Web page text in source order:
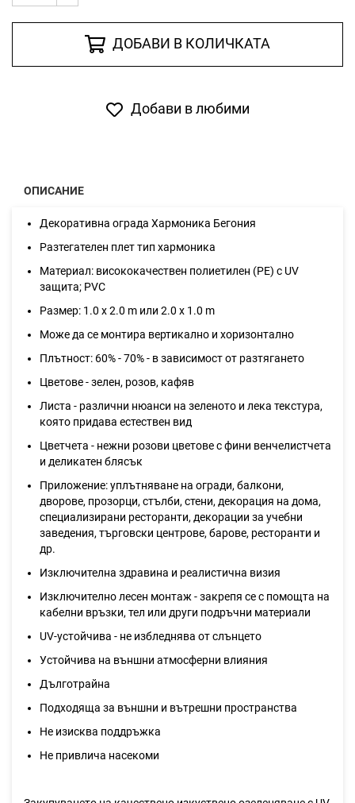
ДОБАВИ В КОЛИЧКАТА
Добави в любими
ОПИСАНИЕ
Декоративна ограда Хармоника Бегония
Разтегателен плет тип хармоника
Материал: висококачествен полиетилен (PE) с UV
защита; PVC
Размер: 1.0 х 2.0 m или 2.0 x 1.0 m
Може да се монтира вертикално и хоризонтално
Плътност: 60% - 70% - в зависимост от разтягането
Цветове - зелен, розов, кафяв
Листа - различни нюанси на зеленото и лека текстура,
която придава естествен вид
Цветчета - нежни розови цветове с фини венчелистчета
и деликатен блясък
Приложение: уплътняване на огради, балкони,
дворове, прозорци, стълби, стени, декорация на дома,
специализирани ресторанти, декорации за учебни
заведения, търговски центрове, барове, ресторанти и
др.
Изключителна здравина и реалистична визия
Изключително лесен монтаж - закрепя се с помощта на
кабелни връзки, тел или други подръчни материали
UV-устойчива - не избледнява от слънцето
Устойчива на външни атмосферни влияния
Дълготрайна
Подходяща за външни и вътрешни пространства
Не изисква поддръжка
Не привлича насекоми